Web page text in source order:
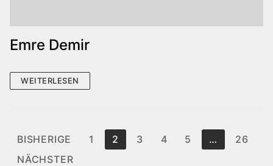
Emre Demir
WEITERLESEN
Seitennummerierung
der
BISHERIGE 1 2 3 4 5 …
26
NÄCHSTER